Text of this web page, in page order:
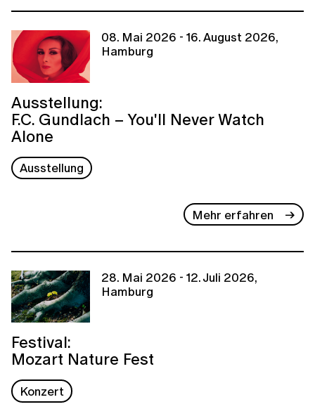
08. Mai 2026 - 16. August 2026,
Hamburg
Ausstellung:
F.C. Gundlach – You'll Never Watch
Alone
Ausstellung
Mehr erfahren
28. Mai 2026 - 12. Juli 2026,
Hamburg
Festival:
Mozart Nature Fest
Konzert